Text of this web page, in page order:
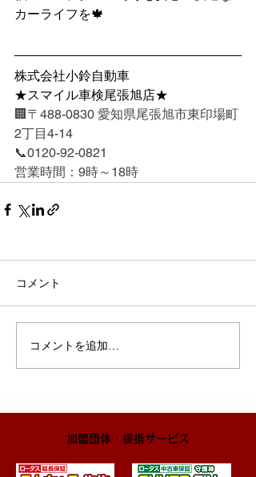
カーライフを🍁
株式会社小鈴自動車
★スマイル車検尾張旭店★
🏢〒488-0830 愛知県尾張旭市東印場町
2丁目4-14
📞0120-92-0821
営業時間：9時～18時
コメント
コメントを追加…
​加盟団体・提携サービス